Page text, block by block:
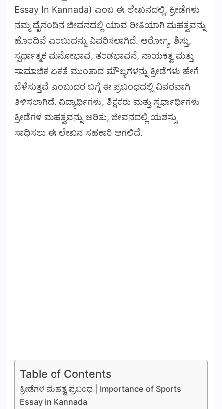
Essay In Kannada) ಎಂಬ ಈ ಲೇಖನದಲ್ಲಿ, ಕ್ರೀಡೆಗಳು
ನಮ್ಮ ದೈನಂದಿನ ಜೀವನದಲ್ಲಿ ಯಾವ ರೀತಿಯಾಗಿ ಮಹತ್ವವನ್ನು
ಹೊಂದಿವೆ ಎಂಬುದನ್ನು ವಿವರಿಸಲಾಗಿದೆ. ಆರೋಗ್ಯ, ಶಿಸ್ತು,
ಸ್ಪರ್ಧಾತ್ಮಕ ಮನೋಭಾವ, ತಂಡಭಾವನೆ, ನಾಯಕತ್ವ ಮತ್ತು
ಸಾಮಾಜಿಕ ಏಕತೆ ಮುಂತಾದ ಮೌಲ್ಯಗಳನ್ನು ಕ್ರೀಡೆಗಳು ಹೇಗೆ
ಬೆಳೆಸುತ್ತವೆ ಎಂಬುದರ ಬಗ್ಗೆ ಈ ಪ್ರಬಂಧದಲ್ಲಿ ವಿವರವಾಗಿ
ತಿಳಿಸಲಾಗಿದೆ. ವಿದ್ಯಾರ್ಥಿಗಳು, ಶಿಕ್ಷಕರು ಮತ್ತು ಸ್ಪರ್ಧಾರ್ಥಿಗಳು
ಕ್ರೀಡೆಗಳ ಮಹತ್ವವನ್ನು ಅರಿತು, ಜೀವನದಲ್ಲಿ ಯಶಸ್ಸು
ಸಾಧಿಸಲು ಈ ಲೇಖನ ಸಹಕಾರಿ ಆಗಲಿದೆ.
Table of Contents
ಕ್ರೀಡೆಗಳ ಮಹತ್ವ ಪ್ರಬಂಧ | Importance of Sports
Essay in Kannada